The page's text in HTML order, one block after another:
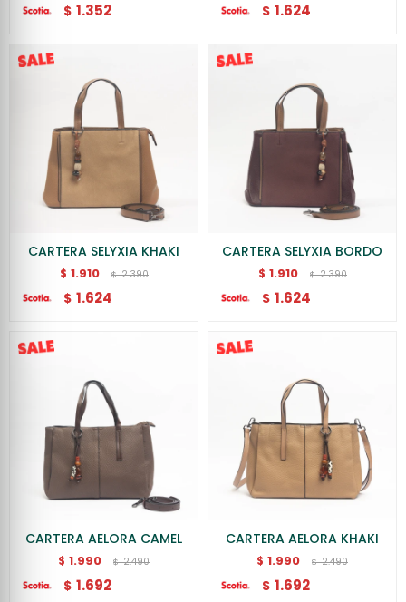
$ 1.352 $ 1.624
CARTERA SELYXIA KHAKI
$ 1.910 $ 2.390
$ 1.624
CARTERA SELYXIA BORDO
$ 1.910 $ 2.390
$ 1.624
CARTERA AELORA CAMEL
$ 1.990 $ 2.490
$ 1.692
CARTERA AELORA KHAKI
$ 1.990 $ 2.490
$ 1.692